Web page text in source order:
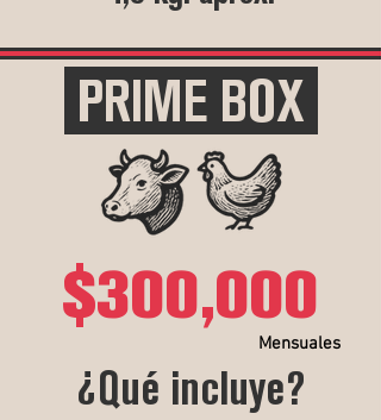
PRIME BOX
$300,000
Mensuales
¿Qué incluye?